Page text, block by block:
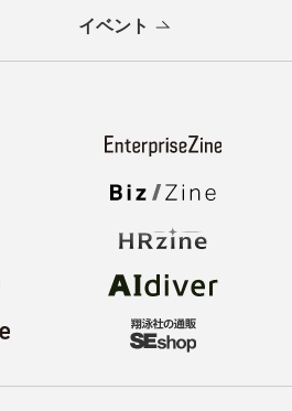
イベント